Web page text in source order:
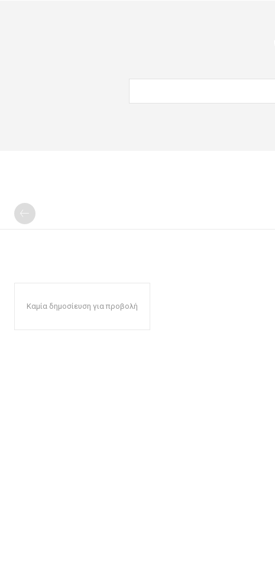
Καμία δημοσίευση για προβολή